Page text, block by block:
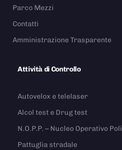
Parco Mezzi
Contatti
Amministrazione Trasparente
Attività di Controllo
Autovelox e telelaser
Alcol test e Drug test
N.O.P.P. – Nucleo Operativo
Pattuglia stradale